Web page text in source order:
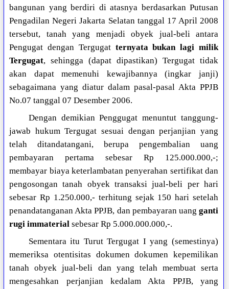
bangunan yang berdiri di atasnya berdasarkan Putusan
Pengadilan Negeri Jakarta Selatan tanggal 17 April 2008
tersebut, tanah yang menjadi obyek jual-beli antara
Pengugat dengan Tergugat ternyata bukan lagi milik
Tergugat, sehingga (dapat dipastikan) Tergugat tidak
akan dapat memenuhi kewajibannya (ingkar janji)
sebagaimana yang diatur dalam pasal-pasal Akta PPJB
No.07 tanggal 07 Desember 2006.
Dengan demikian Penggugat menuntut tanggung-
jawab hukum Tergugat sesuai dengan perjanjian yang
telah ditandatangani, berupa pengembalian uang
pembayaran pertama sebesar Rp 125.000.000,-;
membayar biaya keterlambatan penyerahan sertifikat dan
pengosongan tanah obyek transaksi jual-beli per hari
sebesar Rp 1.250.000,- terhitung sejak 150 hari setelah
penandatanganan Akta PPJB, dan pembayaran uang ganti
rugi immaterial sebesar Rp 5.000.000.000,-.
Sementara itu Turut Tergugat I yang (semestinya)
memeriksa otentisitas dokumen dokumen kepemilikan
tanah obyek jual-beli dan yang telah membuat serta
mengesahkan perjanjian kedalam Akta PPJB, yang